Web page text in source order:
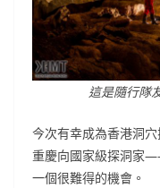
這是隨行隊
今次有幸成為香港洞
重慶向國家級探洞家
一個很難得的機會。